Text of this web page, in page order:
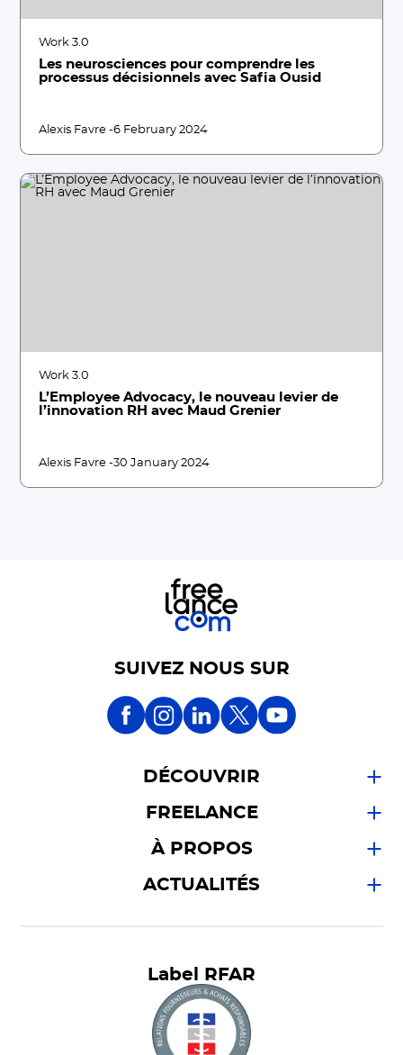
Work 3.0
Les neurosciences pour comprendre les
processus décisionnels avec Safia Ousid
Alexis Favre -6 February 2024
Work 3.0
L’Employee Advocacy, le nouveau levier de
l’innovation RH avec Maud Grenier
Alexis Favre -30 January 2024
SUIVEZ NOUS SUR
DÉCOUVRIR
FREELANCE
À PROPOS
ACTUALITÉS
Label RFAR